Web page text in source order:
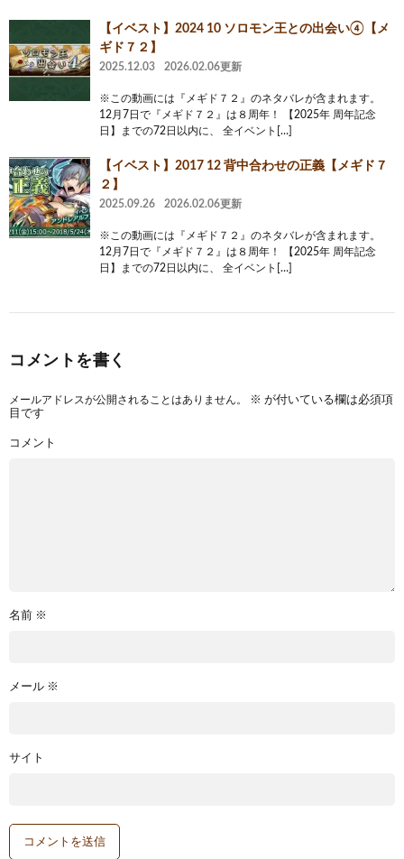
【イベスト】2024 10 ソロモン王との出会い④【メ
ギド７２】
2025.12.03 2026.02.06更新
※この動画には『メギド７２』のネタバレが含まれます。
12月7日で『メギド７２』は８周年！ 【2025年 周年記念
日】までの72日以内に、 全イベント[…]
【イベスト】2017 12 背中合わせの正義【メギド７
２】
2025.09.26 2026.02.06更新
※この動画には『メギド７２』のネタバレが含まれます。
12月7日で『メギド７２』は８周年！ 【2025年 周年記念
日】までの72日以内に、 全イベント[…]
コメントを書く
メールアドレスが公開されることはありません。 ※ が付いている欄は必須項
目です
コメント
名前 ※
メール ※
サイト